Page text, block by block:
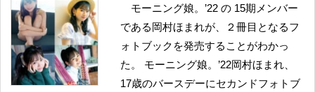
モーニング娘。’22 の 15期メンバー
である岡村ほまれが、２冊目となるフ
ォトブックを発売することがわかっ
た。 モーニング娘。’22岡村ほまれ、
17歳のバースデーにセカンドフォトブ